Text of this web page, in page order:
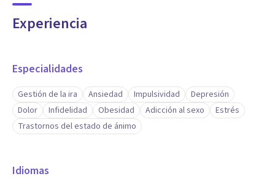
Experiencia
Especialidades
Gestión de la ira Ansiedad Impulsividad
Depresión
Dolor
Infidelidad Obesidad Adicción al sexo
Estrés
Trastornos del estado de ánimo
Idiomas